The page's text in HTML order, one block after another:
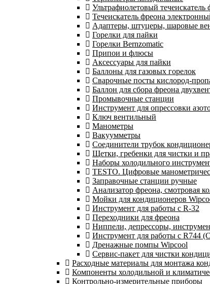
Ультрафиолетовый течеискатель
Течеискатель фреона
Адаптеры, штуцеры, шаровые
Горелки для пайки
Горелки Bernzomatic
Припои и флюсы
Аксессуары для пайки
Баллоны для газовых горелок
Сварочные посты кислород-
Баллон для сбора фреона
Промывочные станции
Инструмент для опрессовки
Ключ вентильный
Манометры
Вакуумметры
Соединители трубок
Щетки, гребенки для чистки и
Наборы холодильного
TESTO. Цифровые
Заправочные станции ручные
Анализатор фреона, смотровая
Мойки для кондиционеров
Инструмент для работы с R-32
Переходники для фреона
Ниппели, депрессоры,
Инструмент для работы с R744
Дренажные помпы Wipcool
Сервис-пакет для чистки
Расходные материалы для монтажа
Компоненты холодильной и
Контрольно-измерительные приборы